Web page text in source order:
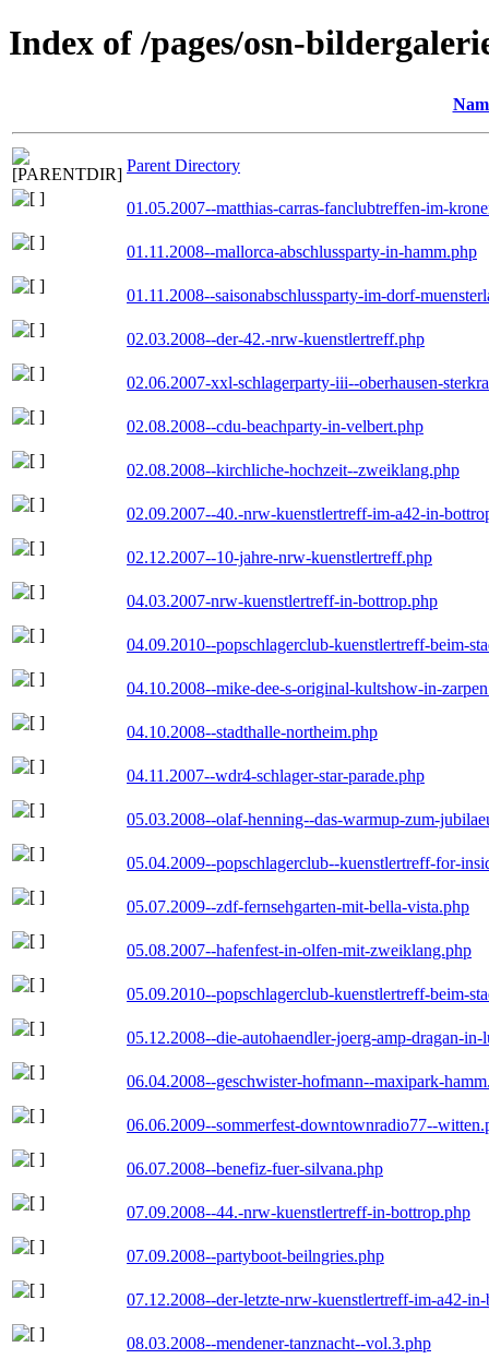
Index of /pages/osn-
Parent Directory
01.05.2007--matthias-carras-fanclubtreffen-im-
01.11.2008--mallorca-abschlussparty-in-hamm.php
01.11.2008--saisonabschlussparty-im-dorf-
02.03.2008--der-42.-nrw-kuenstlertreff.php
02.06.2007-xxl-schlagerparty-iii--oberhausen-
02.08.2008--cdu-beachparty-in-velbert.php
02.08.2008--kirchliche-hochzeit--zweiklang.php
02.09.2007--40.-nrw-kuenstlertreff-im-a42-in-
02.12.2007--10-jahre-nrw-kuenstlertreff.php
04.03.2007-nrw-kuenstlertreff-in-bottrop.php
04.09.2010--popschlagerclub-kuenstlertreff-beim-
04.10.2008--mike-dee-s-original-kultshow-in-
04.10.2008--stadthalle-northeim.php
04.11.2007--wdr4-schlager-star-parade.php
05.03.2008--olaf-henning--das-warmup-zum-
05.04.2009--popschlagerclub--kuenstlertreff-for-
05.07.2009--zdf-fernsehgarten-mit-bella-vista.php
05.08.2007--hafenfest-in-olfen-mit-zweiklang.php
05.09.2010--popschlagerclub-kuenstlertreff-beim-
05.12.2008--die-autohaendler-joerg-amp-dragan-in-
06.04.2008--geschwister-hofmann--maxipark-
06.06.2009--sommerfest-downtownradio77--
06.07.2008--benefiz-fuer-silvana.php
07.09.2008--44.-nrw-kuenstlertreff-in-bottrop.php
07.09.2008--partyboot-beilngries.php
07.12.2008--der-letzte-nrw-kuenstlertreff-im-a42-
08.03.2008--mendener-tanznacht--vol.3.php